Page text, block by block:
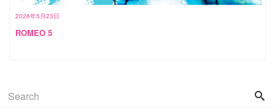
2026年5月23日
ROMEO 5